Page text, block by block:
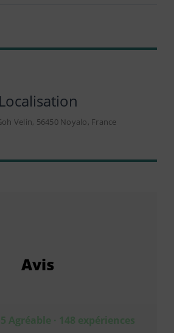
Localisation
Velin, 56450 Noyalo, France
Avis
Agréable · 148 expériences